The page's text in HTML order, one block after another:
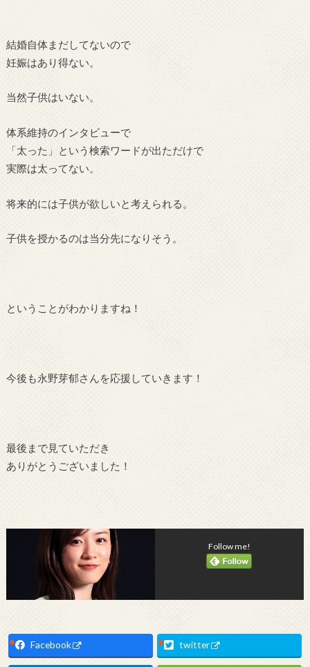
結婚自体まだしてないので
妊娠はあり得ない。
当然子供はいない。
体系維持のインタビューで
「太った」という検索ワードが出ただけで
実際は太ってない。
将来的には子供が欲しいと考えられる。
子供を授かるのは当分先になりそう。
ということがわかりますね！
今後も永野芽郁さんを応援していきます！
最後まで見ていただき
ありがとうございました！
Follow me!
Facebook twitter